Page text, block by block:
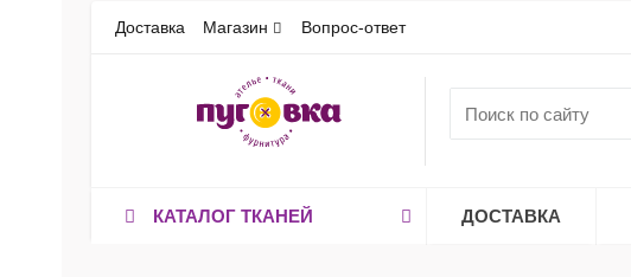
Доставка Магазин Вопрос-ответ
КАТАЛОГ ТКАНЕЙ ДОСТАВКА